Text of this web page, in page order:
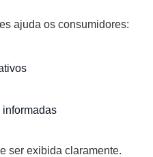
ajuda os consumidores:
informadas
ser exibida claramente.